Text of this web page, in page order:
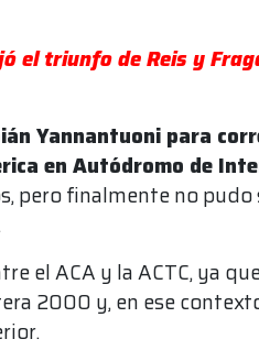
el triunfo de Reis y
Yannantuoni para
en Autódromo de
pero finalmente no pudo
el ACA y la ACTC, ya
2000 y, en ese